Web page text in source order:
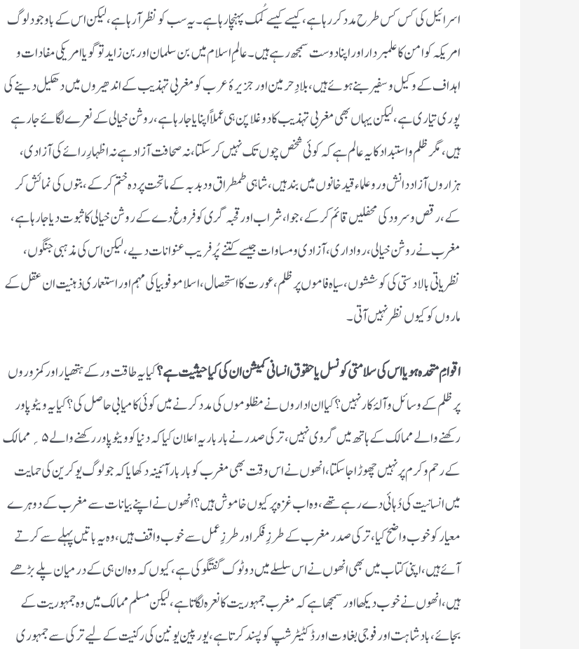
اسرائیل کی کس کس طرح مدد کر رہا ہے، کیسے کیسے کُمک پہنچا رہا ہے۔ یہ سب کو نظر آ رہا ہے، لیکن اس کے باوجود لوگ
امریکہ کو امن کا علمبردار اور اپنا دوست سمجھ رہے ہیں۔ عالمِ اسلام میں بن سلمان اور بن زاید تو گویا امریکی مفادات و
اہداف کے وکیل و سفیر بنے ہوئے ہیں، بلادِ حرمین اور جزیرۂ عرب کو مغربی تہذیب کے اندھیروں میں دھکیل دینے کی
پوری تیاری ہے، لیکن یہاں بھی مغربی تہذیب کا دوغلا پن ہی عملاً اپنایا جا رہا ہے، روشن خیالی کے نعرے لگائے جا رہے
ہیں، مگر ظلم و استبداد کا یہ عالم ہے کہ کوئی شخص چوں تک نہیں کر سکتا، نہ صحافت آزاد ہے نہ اظہارِ رائے کی آزادی،
ہزاروں آزاد دانش ور و علماء قید خانوں میں بند ہیں، شاہی طمطراق و دبدبہ کے ماتحت پردہ ختم کر کے، بتوں کی نمائش کر
کے، رقص و سرود کی محفلیں قائم کر کے، جوا، شراب اور قحبہ گری کو فروغ دے کے روشن خیالی کا ثبوت دیا جا رہا ہے،
مغرب نے روشن خیالی، رواداری، آزادی و مساوات جیسے کتنے پُر فریب عنوانات دیے، لیکن اس کی مذہبی جنگوں،
نظریاتی بالادستی کی کوششوں، سیاہ فاموں پر ظلم، عورت کا استحصال، اسلاموفوبیا کی مہم اور استعماری ذہنیت ان عقل کے
ماروں کو کیوں نظر نہیں آتی۔
اقوامِ متحدہ ہو یا اس کی سلامتی کونسل یا حقوق انسانی کمیشن ان کی کیا حیثیت ہے؟کیا یہ طاقت ور کے ہتھیار اور کمزوروں
پر ظلم کے وسائل و آلۂ کار نہیں؟ کیا ان اداروں نے مظلوموں کی مدد کرنے میں کوئی کامیابی حاصل کی؟ کیا یہ ویٹو پاور
رکھنے والے ممالک کے ہاتھ میں گروی نہیں، ترکی صدر نے بار بار یہ اعلان کیا کہ دنیا کو ویٹو پاور رکھنے والے ۵؍ممالک
کے رحم و کرم پر نہیں چھوڑا جا سکتا، انھوں نے اس وقت بھی مغرب کو بار بار آئینہ دکھایا کہ جو لوگ یوکرین کی حمایت
میں انسانیت کی دُہائی دے رہے تھے، وہ اب غزہ پر کیوں خاموش ہیں؟ انھوں نے اپنے بیانات سے مغرب کے دوہرے
معیار کو خوب واضح کیا، ترکی صدر مغرب کے طرزِ فکر اور طرزِ عمل سے خوب واقف ہیں، وہ یہ باتیں پہلے سے کرتے
آئے ہیں، اپنی کتاب میں بھی انھوں نے اس سلسلے میں دو ٹوک گفتگو کی ہے، کیوں کہ وہ ان ہی کے درمیان پلے بڑھے
ہیں، انھوں نے خوب دیکھا اور سمجھا ہے کہ مغرب جمہوریت کا نعرہ لگاتا ہے، لیکن مسلم ممالک میں وہ جمہوریت کے
بجائے، بادشاہت اور فوجی بغاوت اور ڈکٹیٹرشپ کو پسند کرتا ہے، یورپین یونین کی رکنیت کے لیے ترکی سے جمہوری